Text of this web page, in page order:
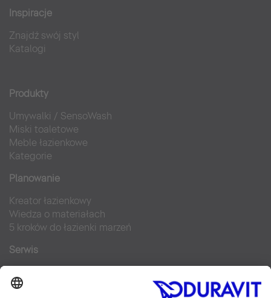
Inspiracje
Znajdź swój styl
Katalogi
Produkty
Umywalki / SensoWash
Miski toaletowe
Meble łazienkowe
Kategorie
Planowanie
Kreator łazienkowy
Wiedza o materiałach
5 kroków do łazienki marzeń
Serwis
Zdjęcia prasowe